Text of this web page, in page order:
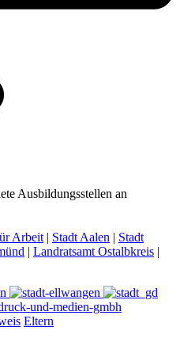
Ausbildungsstellen an
Arbeit | Stadt Aalen | Stadt
| Landratsamt Ostalbkreis |
Eltern